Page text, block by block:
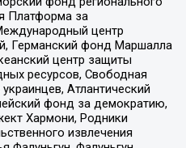
Платформа за
центр
Германский фонд Маршалла
центр защиты
ресурсов, Свободная
Атлантический
фонд за демократию,
Хармони, Родники
извлечения